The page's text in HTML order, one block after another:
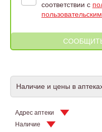
соответствии с
Наличие и цены в
Адрес аптеки
Наличие